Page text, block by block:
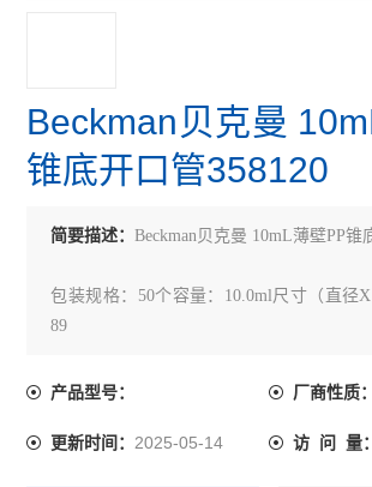
Beckman贝克曼
锥底开口管358120
简要描述：Beckman贝克曼 10mL薄壁PP锥
包装规格：50个容量：10.0ml尺寸（直径
89
产品型号： 厂商性质：
更新时间：2025-05-14 访 问 量：